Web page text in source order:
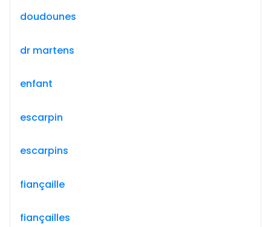
doudounes
dr martens
enfant
escarpin
escarpins
fiançaille
fiançailles